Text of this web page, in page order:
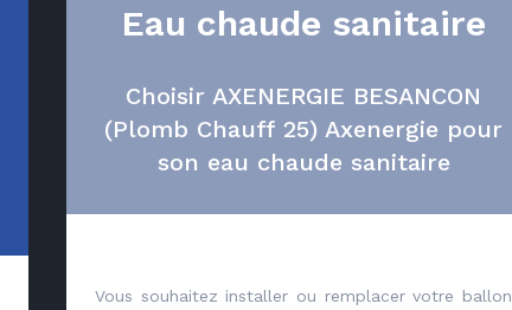
Eau chaude sanitaire
Choisir AXENERGIE BESANCON
(Plomb Chauff 25) Axenergie pour
son eau chaude sanitaire
Vous souhaitez installer ou remplacer votre ballon